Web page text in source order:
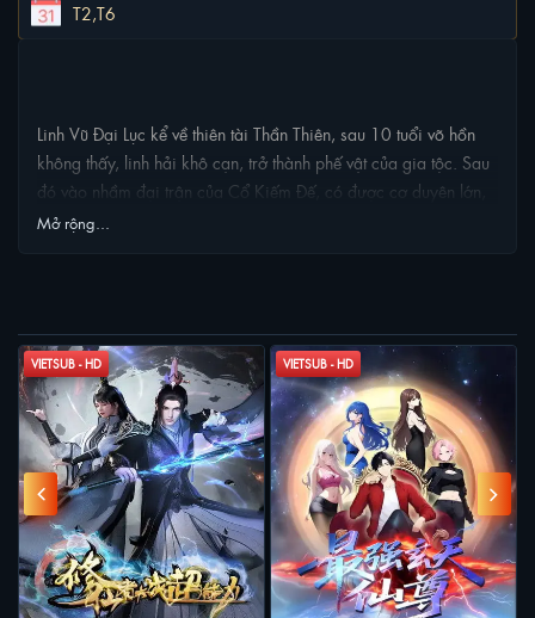
T2,T6
Linh Vũ Đại Lục kể về thiên tài Thần Thiên, sau 10 tuổi võ hồn
không thấy, linh hải khô cạn, trở thành phế vật của gia tộc. Sau
đó vào nhầm đại trận của Cổ Kiếm Đế, có được cơ duyên lớn,
từ đó cuộc đời thay đổi, phá Thiên Đạo, nắm giữ luân hồi, độ
Mở rộng...
VIETSUB - HD VIETSUB - HD